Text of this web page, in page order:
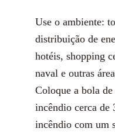
Use o ambiente:
distribuição de
hotéis, shopping
naval e outras
Coloque a bola
incêndio cerca de
incêndio com um